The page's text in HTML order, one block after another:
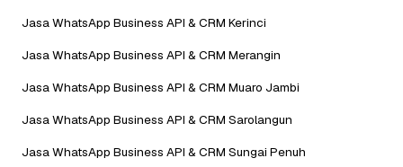
Jasa WhatsApp Business API & CRM Kerinci
Jasa WhatsApp Business API & CRM Merangin
Jasa WhatsApp Business API & CRM Muaro Jambi
Jasa WhatsApp Business API & CRM Sarolangun
Jasa WhatsApp Business API & CRM Sungai Penuh